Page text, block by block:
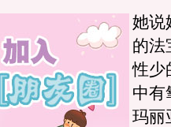
她说
的法
性少
中有
玛丽